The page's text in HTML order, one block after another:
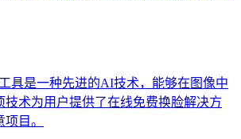
具是一种先进的AI技术，能够在图像中
技术为用户提供了在线免费换脸解决方
目。